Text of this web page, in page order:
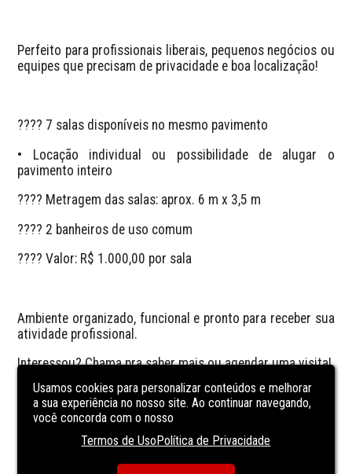
Perfeito para profissionais liberais, pequenos negócios ou
equipes que precisam de privacidade e boa localização!
???? 7 salas disponíveis no mesmo pavimento
• Locação individual ou possibilidade de alugar o
pavimento inteiro
???? Metragem das salas: aprox. 6 m x 3,5 m
???? 2 banheiros de uso comum
???? Valor: R$ 1.000,00 por sala
Ambiente organizado, funcional e pronto para receber sua
atividade profissional.
Interessou? Chama pra saber mais ou agendar uma visita!
CARACTERÍSTICASDA UNIDADE
área de serviço
Usamos cookies para personalizar conteúdos e melhorar
a sua experiência no nosso site. Ao continuar navegando,
você concorda com o nosso
Termos de UsoPolítica de Privacidade